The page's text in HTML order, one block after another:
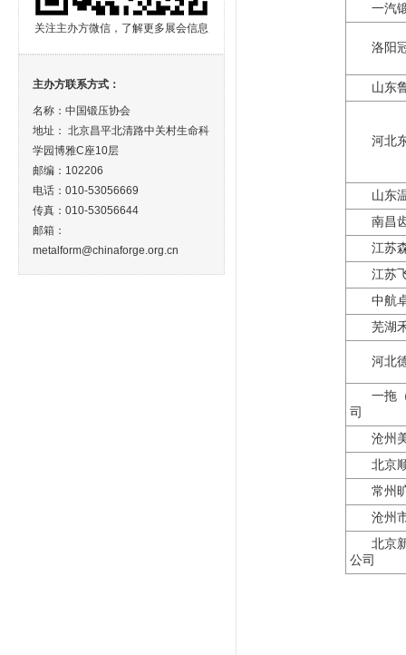
关注主办方微信，了解更多展会信息
主办方联系方式：
名称：中国锻压协会
地址： 北京昌平北清路中关村生命科
学园博雅C座10层
邮编：102206
电话：010-53056669
传真：010-53056644
邮箱：
metalform@chinaforge.org.cn
一汽
洛阳
山东
河北
山东
南昌
江苏
江苏
中航
芜湖
河北
一拖
司
沧州
北京
常州
沧州
北京
公司